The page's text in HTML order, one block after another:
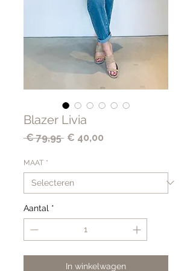
Blazer Livia
€ 79,95 Normale
€ 40,00
MAAT *
Aantal *
In winkelwagen